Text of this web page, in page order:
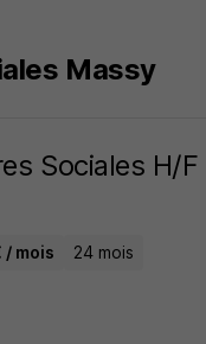
Massy
Sociales H/F
/ mois 24 mois